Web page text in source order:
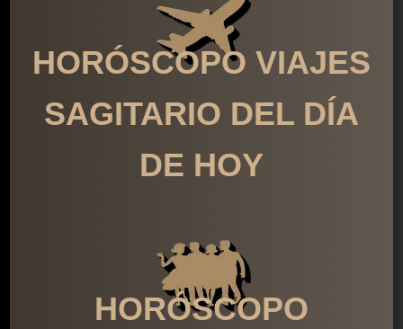
HORÓSCOPO VIAJES
SAGITARIO DEL DÍA
DE HOY
HORÓSCOPO